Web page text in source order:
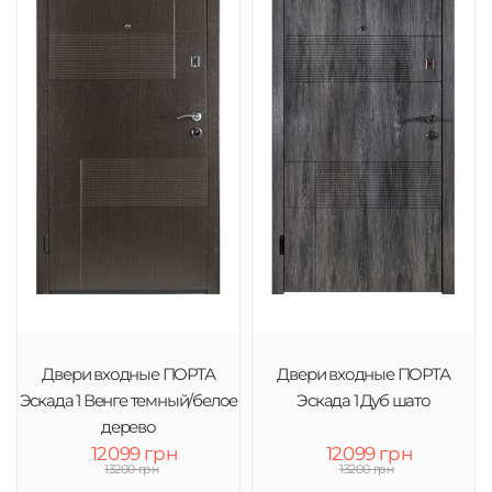
Двери входные ПОРТА
Эскада 1 Венге темный/белое
дерево
12099 грн
13200 грн
Двери входные ПОРТА
Эскада 1 Дуб шато
12099 грн
13200 грн